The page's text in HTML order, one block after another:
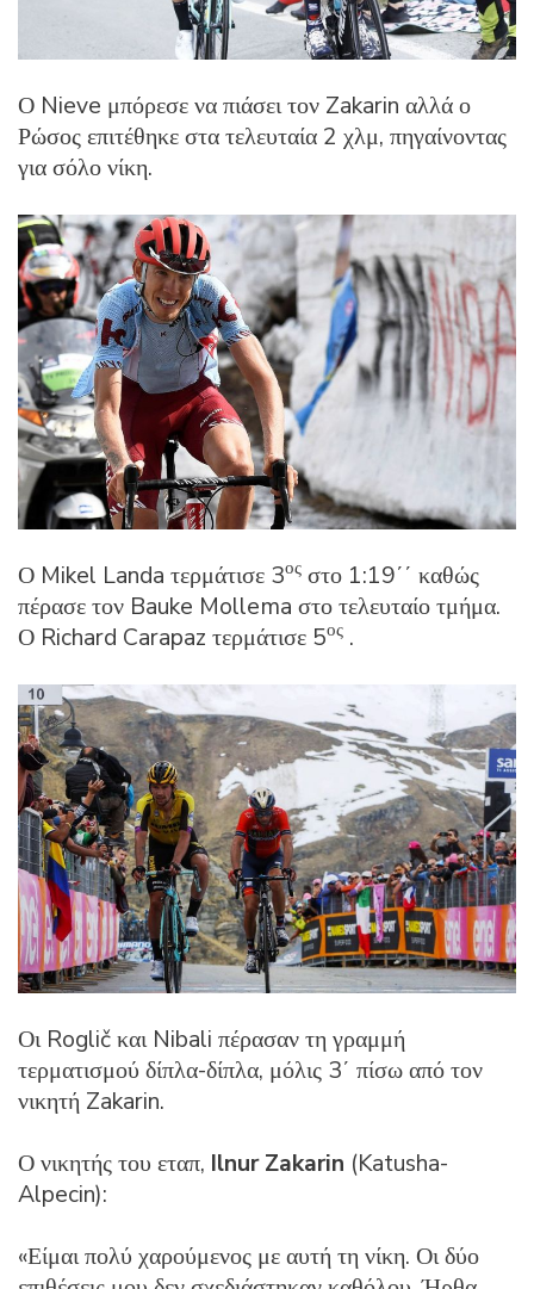
Ο Nieve μπόρεσε να πιάσει τον Zakarin αλλά ο
Ρώσος επιτέθηκε στα τελευταία 2 χλμ, πηγαίνοντας
για σόλο νίκη.
Ο Mikel Landa τερμάτισε 3ος στο 1:19΄΄ καθώς
πέρασε τον Bauke Mollema στο τελευταίο τμήμα.
Ο Richard Carapaz τερμάτισε 5ος .
Οι Roglič και Nibali πέρασαν τη γραμμή
τερματισμού δίπλα-δίπλα, μόλις 3΄ πίσω από τον
νικητή Zakarin.
Ο νικητής του εταπ, Ilnur Zakarin (Katusha-
Alpecin):
«Είμαι πολύ χαρούμενος με αυτή τη νίκη. Οι δύο